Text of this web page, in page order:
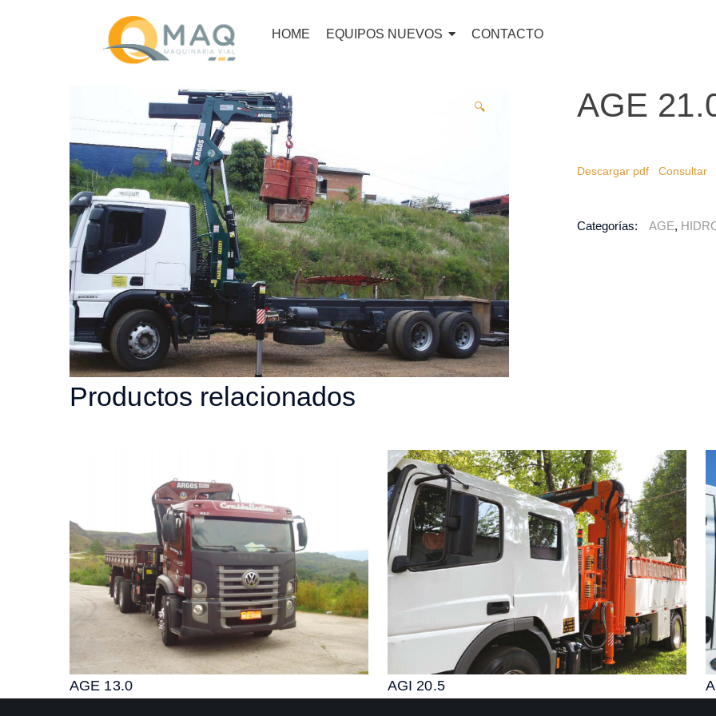
HOME EQUIPOS NUEVOS CONTACTO
🔍 AGE
Descargar pdf Consultar
Categorías: AGE,
Productos relacionados
AGE 13.0 AGI 20.5